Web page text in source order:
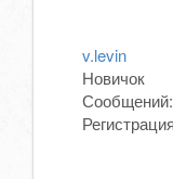
v.levin
Новичок
Сообщений: